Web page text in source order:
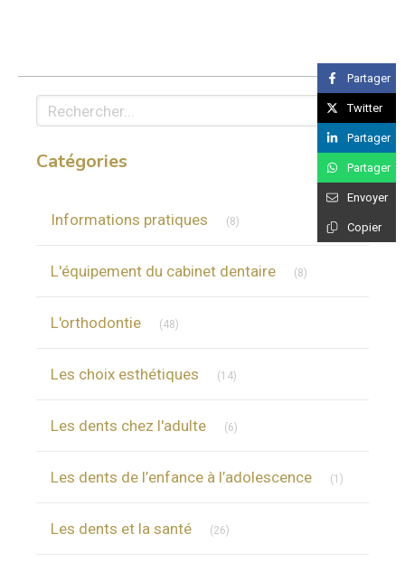
Partager
Twitter
Partager
Partager
Envoyer
Copier
Rechercher
Catégories
Informations pratiques (8)
L'équipement du cabinet dentaire (8)
L'orthodontie (48)
Les choix esthétiques (14)
Les dents chez l'adulte (6)
Les dents de l’enfance à l’adolescence (1)
Les dents et la santé (26)